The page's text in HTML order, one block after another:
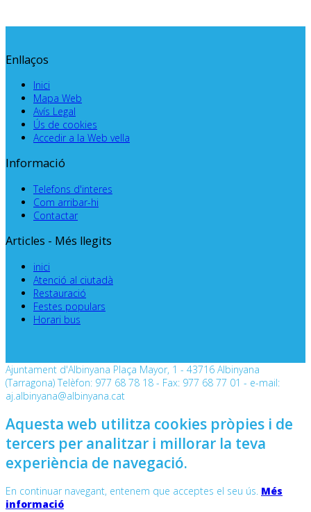
Enllaços
Inici
Mapa Web
Avís Legal
Ús de cookies
Accedir a la Web vella
Informació
Telefons d'interes
Com arribar-hi
Contactar
Articles - Més llegits
inici
Atenció al ciutadà
Restauració
Festes populars
Horari bus
Ajuntament d'Albinyana Plaça Mayor, 1 - 43716 Albinyana
(Tarragona) Telèfon: 977 68 78 18 - Fax: 977 68 77 01 - e-mail:
aj.albinyana@albinyana.cat
Aquesta web utilitza cookies pròpies i de
tercers per analitzar i millorar la teva
experiència de navegació.
En continuar navegant, entenem que acceptes el seu ús. Més
informació